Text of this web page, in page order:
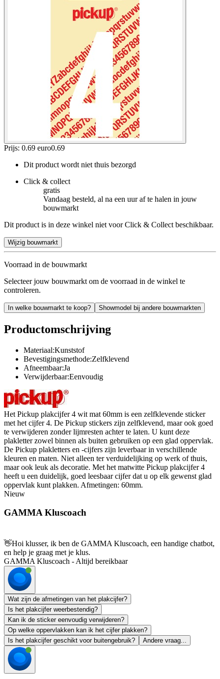
Prijs: 0.69 euro0.69
Dit product wordt niet thuis bezorgd
Click & collect
gratis
Vandaag besteld, al na een uur af te halen in jouw
bouwmarkt
Dit product is in deze winkel niet voor Click & Collect beschikbaar.
Wijzig bouwmarkt
Voorraad in de bouwmarkt
Selecteer jouw bouwmarkt om de voorraad in de winkel te
controleren.
In welke bouwmarkt te koop? Showmodel bij andere bouwmarkten
Productomschrijving
Materiaal:Kunststof
Bevestigingsmethode:Zelfklevend
Afneembaar:Ja
Verwijderbaar:Eenvoudig
Het Pickup plakcijfer 4 wit mat 60mm is een zelfklevende sticker
met het cijfer 4. De Pickup stickers zijn zelfklevend, maar ook goed
te verwijderen zonder lijmresten achter te laten. U kunt deze
plakletter zowel binnen als buiten gebruiken op een glad oppervlak.
De Pickup plakletters en -cijfers zijn leverbaar in verschillende
kleuren en maten. Niet alleen ter verduidelijking op werk of thuis,
maar ook leuk als decoratie. Met het matwitte Pickup plakcijfer 4
heeft u een duidelijk, goed leesbaar cijfer dat u op elk gewenst glad
oppervlak kunt plakken. Afmetingen: 60mm.
Nieuw
GAMMA Kluscoach
👋Hoi klusser, ik ben de GAMMA Kluscoach, een handige chatbot,
en help je graag met je klus.
GAMMA Kluscoach - Altijd bereikbaar
Wat zijn de afmetingen van het plakcijfer?
Is het plakcijfer weerbestendig?
Kan ik de sticker eenvoudig verwijderen?
Op welke oppervlakken kan ik het cijfer plakken?
Is het plakcijfer geschikt voor buitengebruik?
Andere vraag...